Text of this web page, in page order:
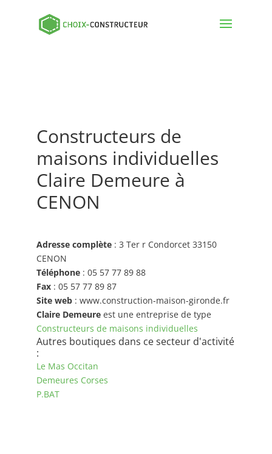
Constructeurs de
maisons individuelles
Claire Demeure à
CENON
Adresse complète: 3 Ter r Condorcet 33150
CENON
Téléphone: 05 57 77 89 88
Fax: 05 57 77 89 87
Site web: www.construction-maison-gironde.fr
Claire Demeureest une entreprise de type
Constructeurs de maisons individuelles
Autres boutiques dans ce secteur d'activité
:
Le Mas Occitan
Demeures Corses
P.BAT